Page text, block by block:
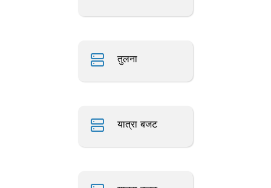
तुलना
यात्रा बजट